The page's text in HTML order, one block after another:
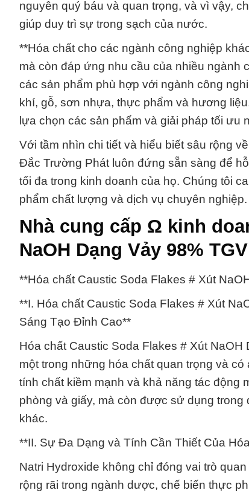
nguyên quý báu và quan trọng, và vì vậy,
giúp duy trì sự trong sạch của nước.
**Hóa chất cho các ngành công nghiệp
mà còn đáp ứng nhu cầu của nhiều ngành
các sản phẩm phù hợp với ngành công
khí, gỗ, sơn nhựa, thực phẩm và hương
lựa chọn các sản phẩm và giải pháp tối ưu
Với tầm nhìn chi tiết và hiểu biết sâu rộng
Đắc Trường Phát luôn đứng sẵn sàng để
tối đa trong kinh doanh của họ. Chúng tôi
phẩm chất lượng và dịch vụ chuyên nghiệp.
Nhà cung cấp Ω kinh
NaOH Dạng Vảy 98%
**Hóa chất Caustic Soda Flakes # Xút
**I. Hóa chất Caustic Soda Flakes # Xút
Sáng Tạo Đỉnh Cao**
Hóa chất Caustic Soda Flakes # Xút
một trong những hóa chất quan trọng và
tính chất kiềm mạnh và khả năng tác động
phòng và giấy, mà còn được sử dụng
khác.
**II. Sự Đa Dạng và Tính Cần Thiết Của
Natri Hydroxide không chỉ đóng vai trò
rộng rãi trong ngành dược, chế biến thực